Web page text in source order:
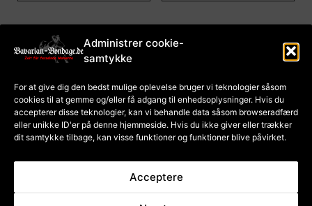
Administrer cookie-
samtykke
For at give dig den bedst mulige oplevelse bruger vi teknologier såsom
cookies til at gemme og/eller få adgang til enhedsoplysninger. Hvis du
accepterer disse teknologier, kan vi behandle data såsom browseradfærd
eller unikke ID'er på denne hjemmeside. Hvis du ikke giver eller trækker
dit samtykke tilbage, kan visse funktioner og funktioner blive påvirket.
Acceptere
aftryk
Vilkår og betingelser
Cookiepolitik (EU)
Betaling og
forsendelse
Fortrydelsesret på
kurser
Fortrydelsesret for
varer